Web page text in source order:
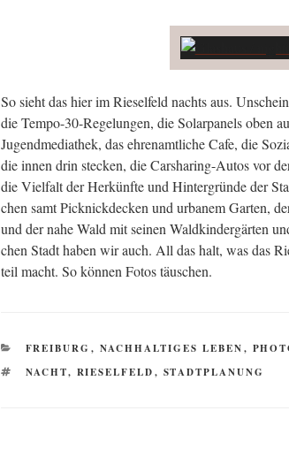
So sieht das hier im Rie­sel­feld nachts aus.
die Tem­po-30-Rege­lun­gen, die Solar­pa­nels oben
Jugend­me­dia­thek, das ehren­amt­li­che Cafe, die
die innen drin ste­cken, die Car­sha­ring-Autos vor
die Viel­falt der Her­künf­te und Hin­ter­grün­de der
chen samt Pick­nick­de­cken und urba­nem Gar­ten,
und der nahe Wald mit sei­nen Wald­kin­der­gär­ten
chen Stadt haben wir auch. All das halt, was das
teil macht. So kön­nen Fotos täuschen.
KATEGORIEN
FREIBURG , NACHHALTIGES LEBEN,
SCHLAGWÖRTER
NACHT, RIESELFELD, STADTPLANUNG